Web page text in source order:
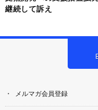
継続して訴え
メルマガ会員登録